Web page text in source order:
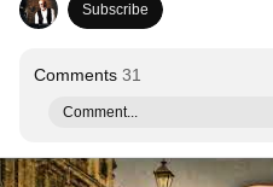
Subscribe
Comments 31
Comment...